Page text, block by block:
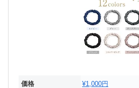
価格 ¥1,000円